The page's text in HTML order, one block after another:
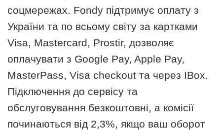
соцмережах. Fondy підтримує оплату з
України та по всьому світу за картками
Visa, Mastercard, Prostir, дозволяє
оплачувати з Google Pay, Apple Pay,
MasterPass, Visa checkout та через IBox.
Підключення до сервісу та
обслуговування безкоштовні, а комісії
починаються від 2,3%, якщо ваш оборот